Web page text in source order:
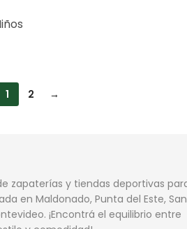
1 2 →
zapaterías y tiendas deportivas
en Maldonado, Punta del Este, San
¡Encontrá el equilibrio entre